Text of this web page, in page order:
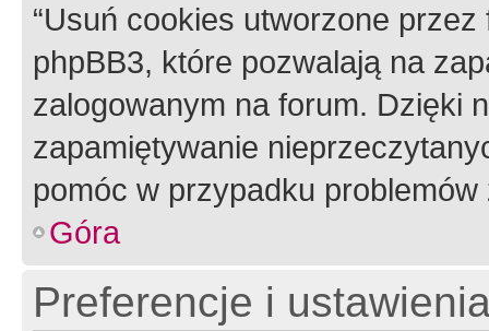
“Usuń cookies utworzone
phpBB3, które pozwalają na
zalogowanym na forum. Dzięki
zapamiętywanie
pomóc w przypadku
Góra
Preferencje i